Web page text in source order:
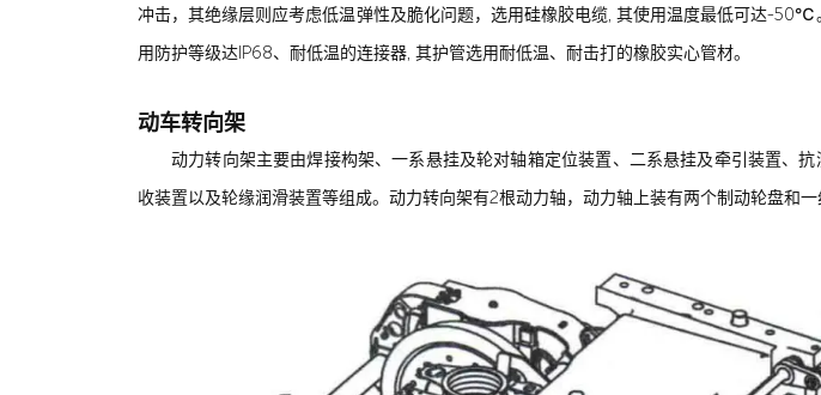
冲击，其绝缘层则应考虑低温弹性及脆化问题，选用硅橡胶电缆, 其使用温度最低可达-
用防护等级达IP68、耐低温的连接器, 其护管选用耐低温、耐击打的橡胶实心管材。
动车转向架
动力转向架主要由焊接构架、一系悬挂及轮对轴箱定位装置、二系悬挂及牵引装置、
收装置以及轮缘润滑装置等组成。动力转向架有2根动力轴，动力轴上装有两个制动轮盘和一